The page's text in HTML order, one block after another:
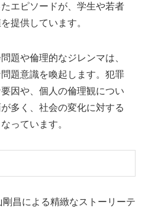
たエピソードが、学生や若者
提供しています。
題や倫理的なジレンマは、
題意識を喚起します。犯罪
因や、個人の倫理観につい
多く、社会の変化に対する
っています。
剛昌による精緻なストーリーテ